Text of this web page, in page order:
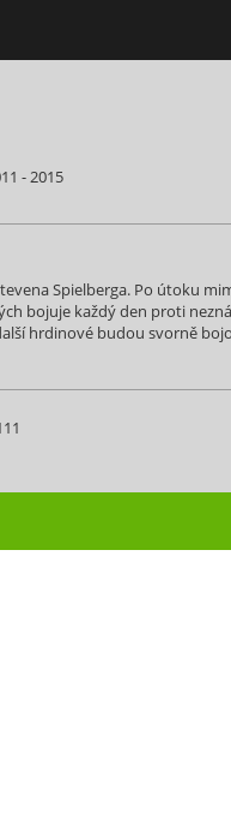
- 2015
Spielberga. Po útoku
bojuje každý den proti
hrdinové budou svorně